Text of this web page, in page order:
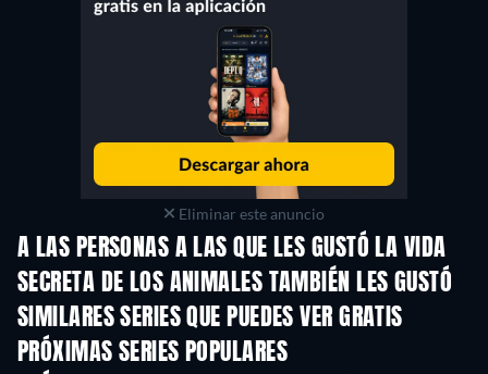
Eliminar este anuncio
A LAS PERSONAS A LAS QUE LES GUSTÓ LA VIDA
SECRETA DE LOS ANIMALES TAMBIÉN LES GUSTÓ
TV TV
SIMILARES SERIES QUE PUEDES VER GRATIS
TV TV
PRÓXIMAS SERIES POPULARES
TV